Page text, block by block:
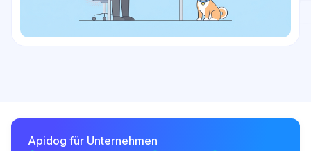
Apidog für Unternehmen